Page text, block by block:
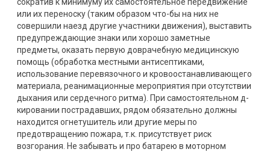
или их переноску (таким образом что-бы на них не
совершили наезд другие участники движения), выставить
предупреждающие знаки или хорошо заметные
предметы, оказать первую доврачебную медицинскую
помощь (обработка местными антисептиками,
использование перевязочного и кровоостанавливающего
материала, реанимационные мероприятия при отсутствии
дыхания или сердечного ритма). При самостоятельном д-
кировании пострадавших, рядом обязательно должны
находится огнетушитель или другие меры по
предотвращению пожара, т.к. присутствует риск
возгорания. Не забывать и про батарею в моторном